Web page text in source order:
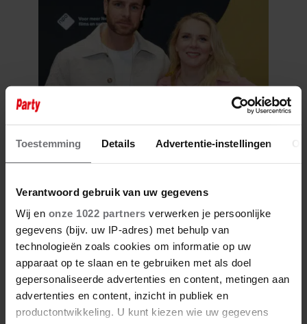
Toestemming Details Advertentie-instellingen
Verantwoord gebruik van uw gegevens
Wij en onze 1022 partners verwerken je persoonlijke
gegevens (bijv. uw IP-adres) met behulp van
technologieën zoals cookies om informatie op uw
apparaat op te slaan en te gebruiken met als doel
gepersonaliseerde advertenties en content, metingen aan
advertenties en content, inzicht in publiek en
productontwikkeling. U kunt kiezen wie uw gegevens
GEZINSUITBREIDING VOOR
JELKA VAN HOUTEN EN HENRY